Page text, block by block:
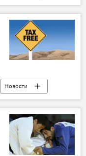
Новости